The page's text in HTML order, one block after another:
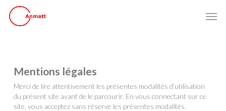
main
Mentions légales
Merci de lire attentivement les présentes modalités d’utilisation
du présent site avant de le parcourir. En vous connectant sur ce
site, vous acceptez sans réserve les présentes modalités.